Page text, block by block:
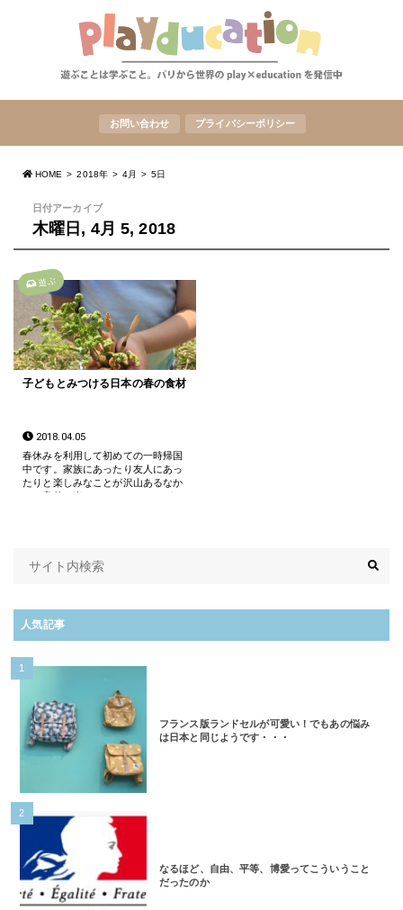
お問い合わせ プライバシーポリシー
HOME 2018年 4月 5日
日付アーカイブ
木曜日, 4月 5, 2018
子どもとみつける日本の春の食材
2018.04.05
春休みを利用して初めての一時帰国
中です。家族にあったり友人にあっ
たりと楽しみなことが沢山あるなか
遊ぶ
人気記事
フランス版ランドセルが可愛い！でもあの悩み
は日本と同じようです・・・
1
なるほど、自由、平等、博愛ってこういうこと
だったのか
2